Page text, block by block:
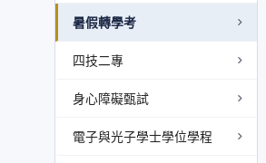
暑假轉學考
四技二專
身心障礙甄試
電子與光子學士學位學程